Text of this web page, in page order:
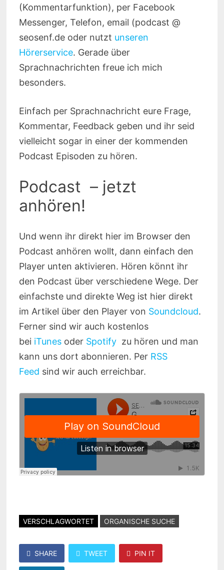
(Kommentarfunktion), per Facebook
Messenger, Telefon, email (podcast @
seosenf.de oder nutzt unseren
Hörerservice. Gerade über
Sprachnachrichten freue ich mich
besonders.
Einfach per Sprachnachricht eure Frage,
Kommentar, Feedback geben und ihr seid
vielleicht sogar in einer der kommenden
Podcast Episoden zu hören.
Podcast – jetzt
anhören!
Und wenn ihr direkt hier im Browser den
Podcast anhören wollt, dann einfach den
Player unten aktivieren. Hören könnt ihr
den Podcast über verschiedene Wege. Der
einfachste und direkte Weg ist hier direkt
im Artikel über den Player von Soundcloud.
Ferner sind wir auch kostenlos
bei iTunesoder Spotifyzu hören und man
kann uns dort abonnieren. Per RSS
Feed sind wir auch erreichbar.
VERSCHLAGWORTET ORGANISCHE SUCHE
SHARE TWEET PIN IT